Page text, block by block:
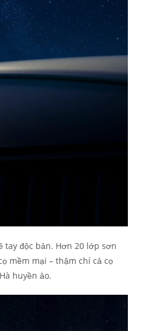
độc bản. Hơn 20 lớp sơn
mềm mại – thậm chí cả cọ
huyền ảo.